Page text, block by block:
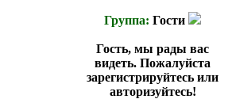
Группа: Гости
Гость, мы рады вас
видеть. Пожалуйста
зарегистрируйтесь или
авторизуйтесь!